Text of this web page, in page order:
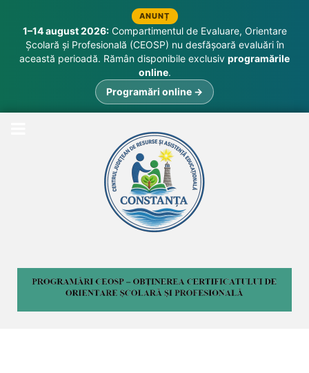
ANUNȚ
1–14 august 2026:Compartimentul de Evaluare, Orientare
Școlară și Profesională (CEOSP) nu desfășoară evaluări în
această perioadă. Rămân disponibile exclusiv programările
online.
Programări online →